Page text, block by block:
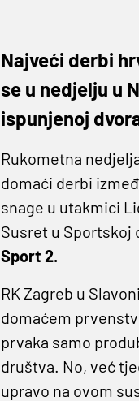
Najveći derbi
se u nedjelju u
ispunjenoj
Rukometna
domaći derbi
snage u utakmici
Susret u Sportskoj
Sport 2.
RK Zagreb u
domaćem
prvaka samo
društva. No, već
upravo na ovom